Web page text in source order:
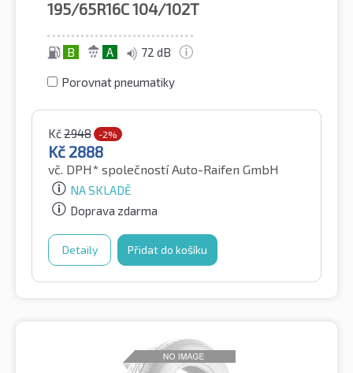
195/65R16C104/102T
B A 72 dB
Porovnat pneumatiky
Kč2948 -2%
Kč 2888
vč. DPH* společností Auto-Raifen GmbH
NA SKLADĚ
Doprava zdarma
Detaily Přidat do košíku